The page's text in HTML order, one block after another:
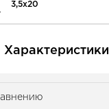
3,5x20
Характеристики